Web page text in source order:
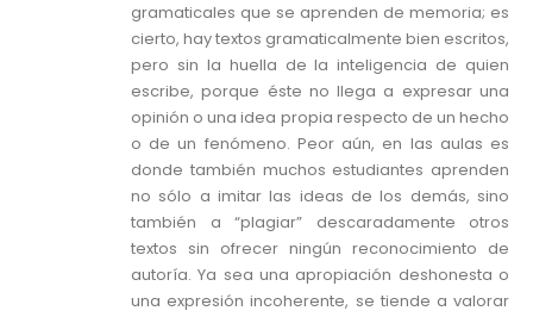
gramaticales que se aprenden de memoria; es
cierto, hay textos gramaticalmente bien escritos,
pero sin la huella de la inteligencia de quien
escribe, porque éste no llega a expresar una
opinión o una idea propia respecto de un hecho
o de un fenómeno. Peor aún, en las aulas es
donde también muchos estudiantes aprenden
no sólo a imitar las ideas de los demás, sino
también a “plagiar” descaradamente otros
textos sin ofrecer ningún reconocimiento de
autoría. Ya sea una apropiación deshonesta o
una expresión incoherente, se tiende a valorar